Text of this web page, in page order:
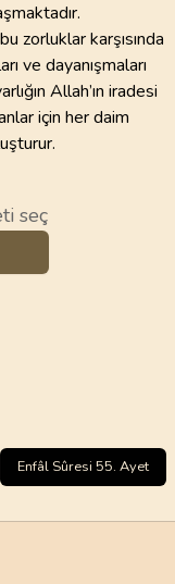
zorluklar karşısında
ve dayanışmaları
Allah’ın iradesi
için her daim
seç
Enfâl Sûresi 55. Ayet